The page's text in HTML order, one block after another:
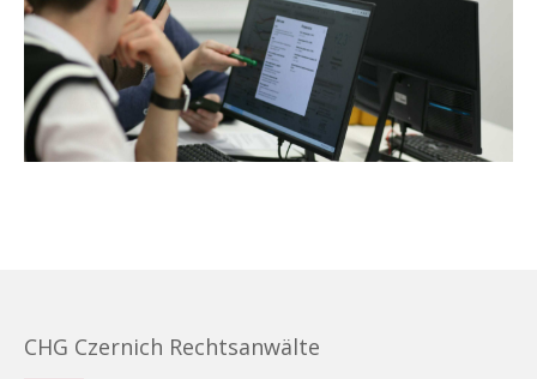
CHG Czernich Rechtsanwälte